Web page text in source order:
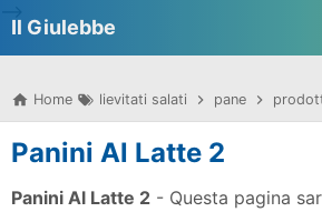
Il Giulebbe
Home lievitati salati pane
Panini Al Latte 2
Panini Al Latte 2 - Questa pagina